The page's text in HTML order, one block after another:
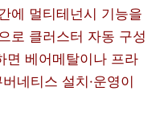
에 멀티테넌시 기능을
로 클러스터 자동 구성
면 베어메탈이나 프라
네티스 설치·운영이